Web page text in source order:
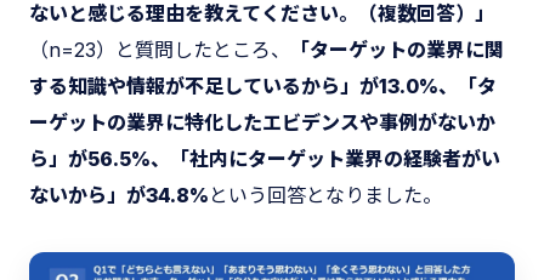
ないと感じる理由を教えてください。（複数回答）」
（n=23）と質問したところ、
「ターゲットの業界に関
する知識や情報が不足しているから」が13.0%、「タ
ーゲットの業界に特化したエビデンスや事例がないか
ら」が56.5%、「社内にターゲット業界の経験者がい
ないから」が34.8% という回答となりました。